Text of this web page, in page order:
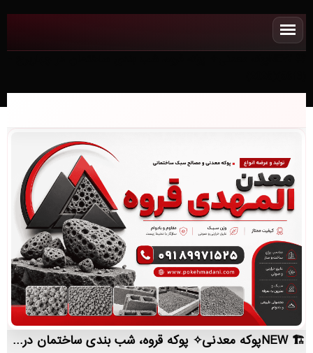
NEWپوکه معدنی✧ پوکه قروه، شب بندی ساختمان در چهاربرج | لیست قیمت روز و خرید مستقیم ، مناسب تر از نمایندگی شهرستان ها